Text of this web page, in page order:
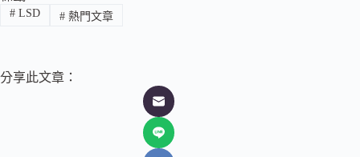
#LSD #熱門文章
分享此文章：